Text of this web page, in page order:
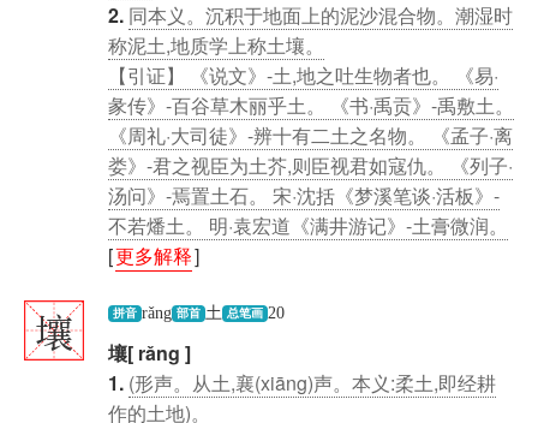
2. 同本义。沉积于地面上的泥沙混合物。潮湿时
称泥土,地质学上称土壤。
【引证】 《说文》-土,地之吐生物者也。 《易·
彖传》-百谷草木丽乎土。 《书·禹贡》-禹敷土。
《周礼·大司徒》-辨十有二土之名物。 《孟子·离
娄》-君之视臣为土芥,则臣视君如寇仇。 《列子·
汤问》-焉置土石。 宋·沈括《梦溪笔谈·活板》-
不若燔土。 明·袁宏道《满井游记》-土膏微润。
[更多解释]
壤 拼音 rǎng 部首 土 总笔画 20
壤[ rǎng ]
1. (形声。从土,襄(xiāng)声。本义:柔土,即经耕
作的土地)。